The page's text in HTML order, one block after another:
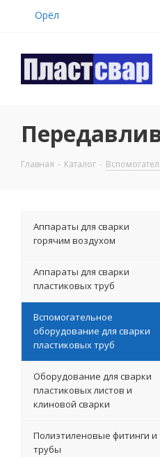
Орёл
Главная - Каталог -
Аппараты для сварки
горячим воздухом
Аппараты для сварки
пластиковых труб
Вспомогательное
оборудование для сварки
пластиковых труб
Оборудование для сварки
пластиковых листов и
клиновой сварки
Полиэтиленовые фитинги и
трубы